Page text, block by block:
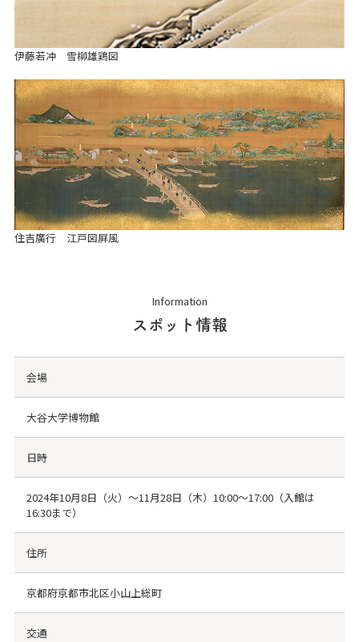
伊藤若冲 雪柳雄鶏図
住吉廣行 江戸図屏風
Information
スポット情報
会場
大谷大学博物館
日時
2024年10月8日（火）～11月28日（木）10:00～17:00（入館は
16:30まで）
住所
京都府京都市北区小山上総町
交通